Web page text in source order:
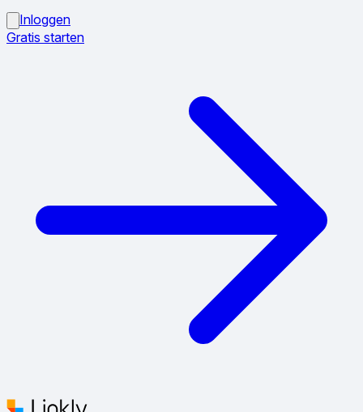
Inloggen
Gratis starten